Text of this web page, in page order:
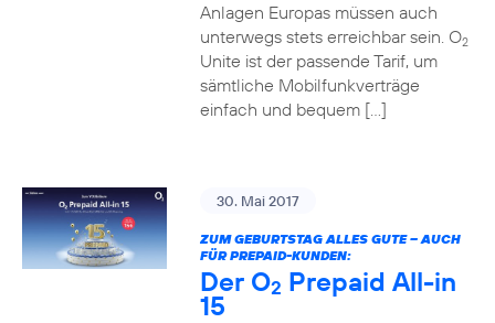
Anlagen Europas müssen auch
unterwegs stets erreichbar sein. O2
Unite ist der passende Tarif, um
sämtliche Mobilfunkverträge
einfach und bequem […]
30. Mai 2017
ZUM GEBURTSTAG ALLES GUTE – AUCH
FÜR PREPAID-KUNDEN:
Der O2 Prepaid All-in
15